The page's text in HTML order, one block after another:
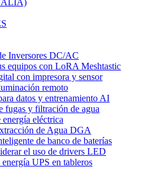
Inversores DC/AC
equipos con LoRA Meshtastic
con impresora y sensor
remoto
datos y entrenamiento AI
fugas y filtración de agua
eléctrica
de Agua DGA
de banco de baterías
el uso de drivers LED
UPS en tableros